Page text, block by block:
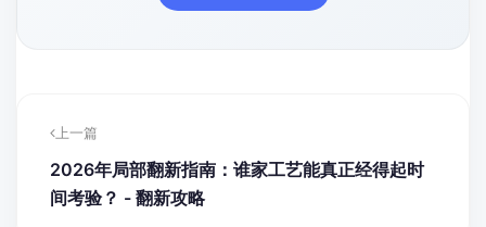
上一篇
2026年局部翻新指南：谁家工艺能真正经得起时
间考验？ - 翻新攻略